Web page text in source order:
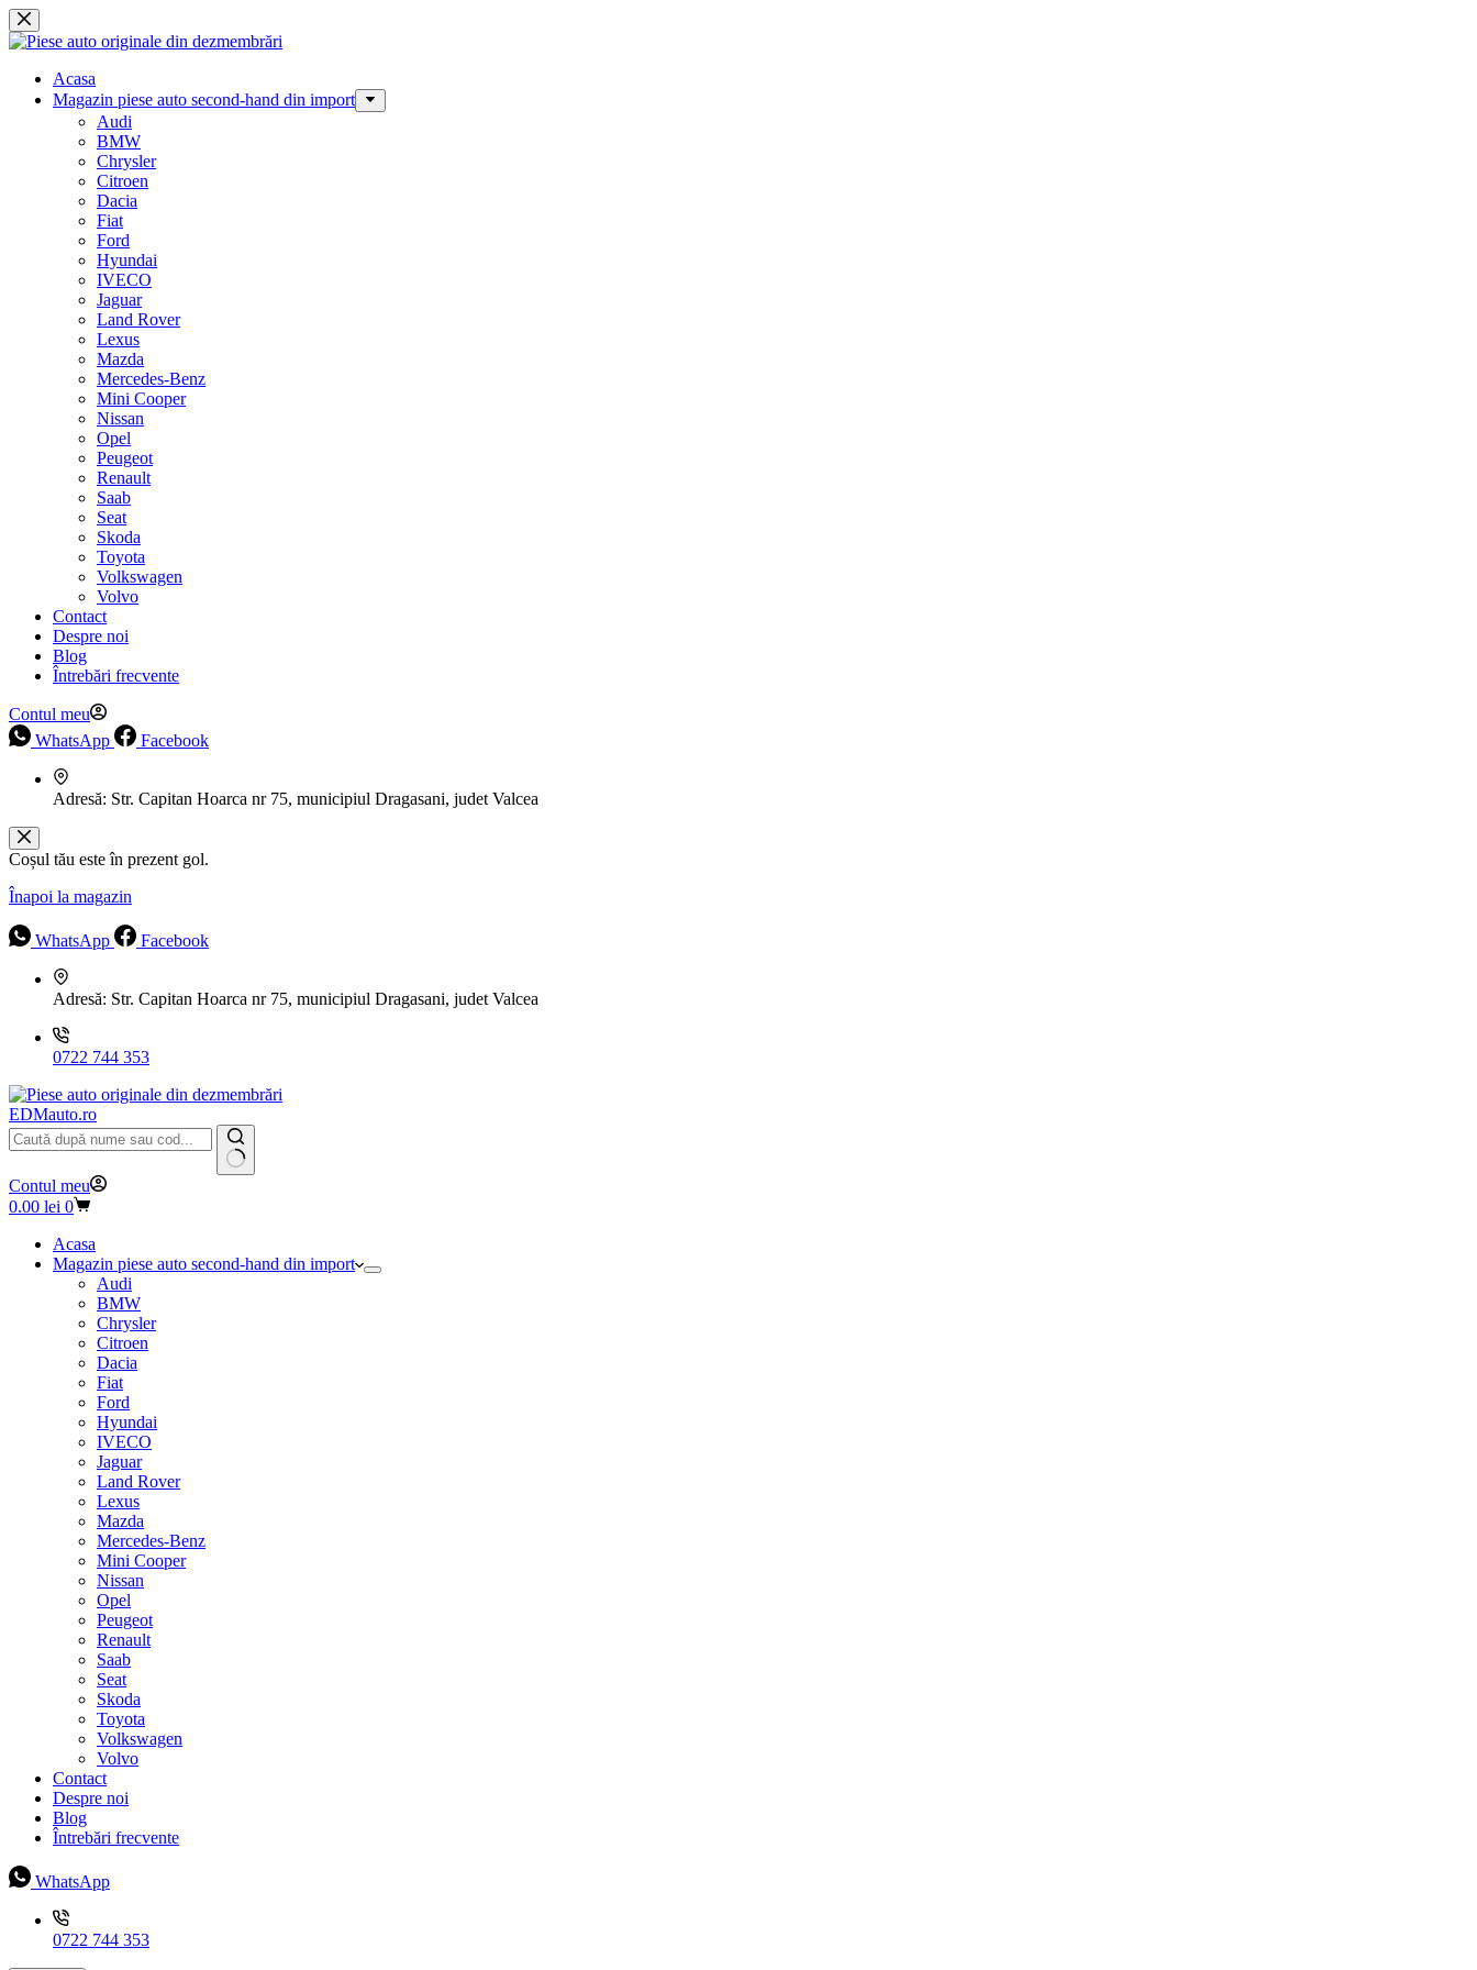
Sari
la
Acasa
Magazin piese auto second-hand din import
Audi
BMW
Chrysler
Citroen
Dacia
Fiat
Ford
Hyundai
IVECO
Jaguar
Land Rover
Lexus
Mazda
Mercedes-Benz
Mini Cooper
Nissan
Opel
Peugeot
Renault
Saab
Seat
Skoda
Toyota
Volkswagen
Volvo
Contact
Despre noi
Blog
Întrebări frecvente
Contul meu
WhatsApp
Facebook
Adresă: Str. Capitan Hoarca nr 75, municipiul Dragasani, judet Valcea
Coșul tău este în prezent gol.
Înapoi la magazin
WhatsApp Facebook
Adresă: Str. Capitan Hoarca nr 75, municipiul Dragasani, judet Valcea
0722 744 353
EDMauto.ro
Niciun
rezultat
Contul meu
Coș
cumpărături
0.00 lei 0
Acasa
Magazin piese auto second-hand din import
Audi
BMW
Chrysler
Citroen
Dacia
Fiat
Ford
Hyundai
IVECO
Jaguar
Land Rover
Lexus
Mazda
Mercedes-Benz
Mini Cooper
Nissan
Opel
Peugeot
Renault
Saab
Seat
Skoda
Toyota
Volkswagen
Volvo
Contact
Despre noi
Blog
Întrebări frecvente
WhatsApp
0722 744 353